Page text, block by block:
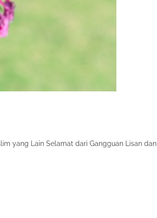
yang Lain Selamat dari Gangguan Lisan dan